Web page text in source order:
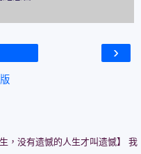
›
，没有遗憾的人生才叫遗憾】 我